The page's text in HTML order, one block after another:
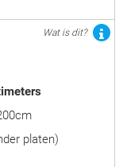
Wat is dit?
platen)